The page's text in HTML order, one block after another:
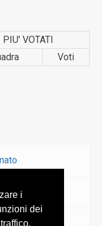
i
dei
PIU' VOTATI
Voti